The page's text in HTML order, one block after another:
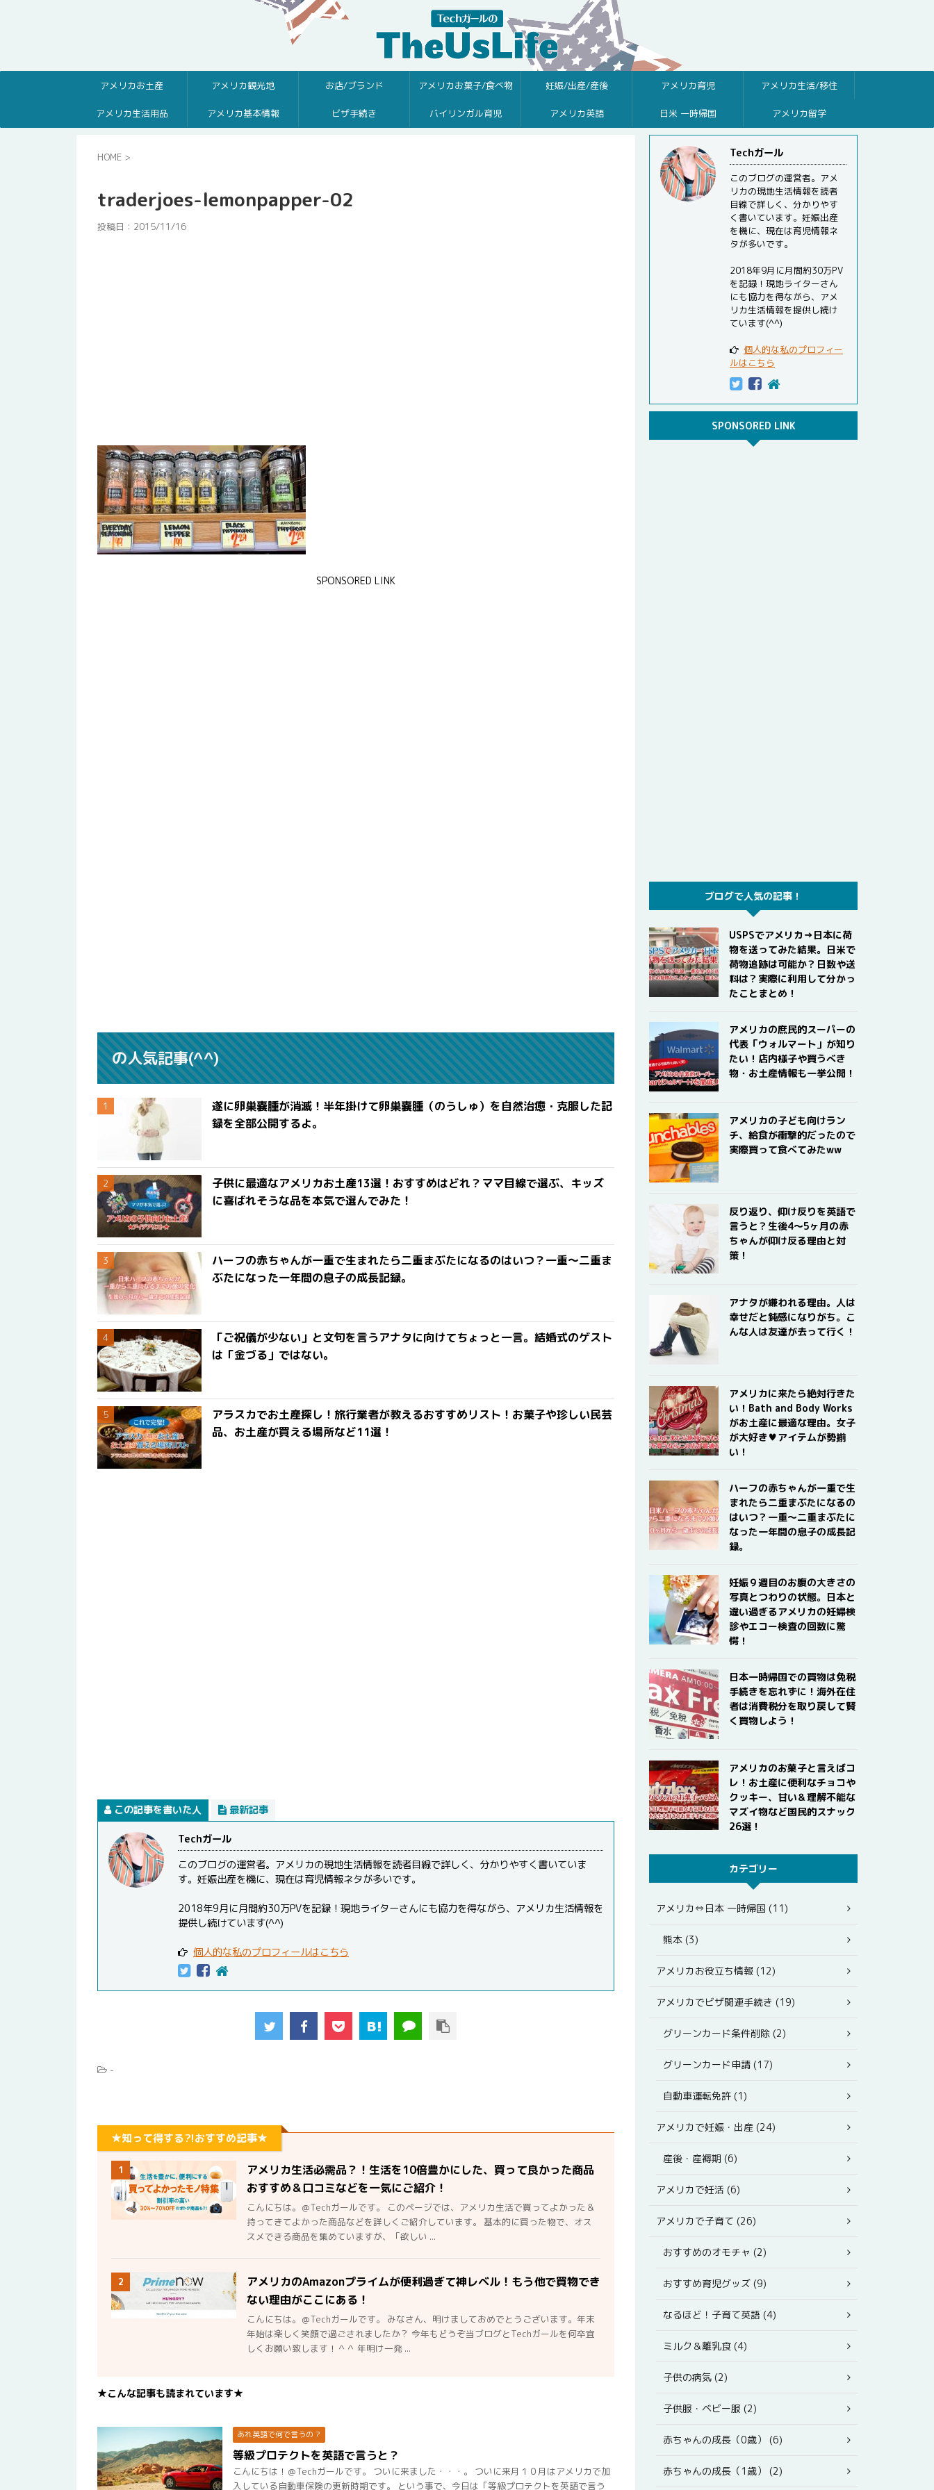
アメリカお土産 アメリカ観光地 お店/ブランド アメリカお菓子/食べ物 妊娠/出産/産後 アメリカ育児 アメリカ生活/移住
アメリカ生活用品 アメリカ基本情報 ビザ手続き バイリンガル育児 アメリカ英語 日米 一時帰国 アメリカ留学
HOME >
traderjoes-lemonpapper-02
投稿日： 2015/11/16
SPONSORED LINK
の人気記事(^^)
遂に卵巣嚢腫が消滅！半年掛けて卵巣嚢腫（のうしゅ）を自然治癒・克服した記
録を全部公開するよ。
子供に最適なアメリカお土産13選！おすすめはどれ？ママ目線で選ぶ、キッズ
に喜ばれそうな品を本気で選んでみた！
ハーフの赤ちゃんが一重で生まれたら二重まぶたになるのはいつ？一重〜二重ま
ぶたになった一年間の息子の成長記録。
「ご祝儀が少ない」と文句を言うアナタに向けてちょっと一言。結婚式のゲスト
は「金づる」ではない。
アラスカでお土産探し！旅行業者が教えるおすすめリスト！お菓子や珍しい民芸
品、お土産が買える場所など11選！
この記事を書いた人 最新記事
Techガール
このブログの運営者。アメリカの現地生活情報を読者目線で詳しく、分かりやすく書いていま
す。妊娠出産を機に、現在は育児情報ネタが多いです。
2018年9月に月間約30万PVを記録！現地ライターさんにも協力を得ながら、アメリカ生活情報を
提供し続けています(^^)
個人的な私のプロフィールはこちら
-
★知って得する?!おすすめ記事★
1
アメリカ生活必需品？！生活を10倍豊かにした、買って良かった商品
おすすめ＆口コミなどを一気にご紹介！
こんにちは。＠Techガールです。 このページでは、アメリカ生活で買ってよかった＆
持ってきてよかった商品などを詳しくご紹介しています。 基本的に買った物で、オス
スメできる商品を集めていますが、「欲しい ...
2
アメリカのAmazonプライムが便利過ぎて神レベル！もう他で買物でき
ない理由がここにある！
こんにちは。＠Techガールです。 みなさん、明けましておめでとうございます。年末
年始は楽しく笑顔で過ごされましたか？ 今年もどうぞ当ブログとTechガールを何卒宜
しくお願い致します！＾＾ 年明け一発 ...
★こんな記事も読まれています★
あれ英語で何で言うの？
等級プロテクトを英語で言うと？
こんにちは！＠Techガールです。 ついに来ました・・・。 ついに来月１０月はアメリカで加
入している自動車保険の更新時期です。 という事で、今日は「等級プロテクトを英語で言う
Techガール
このブログの運営者。アメ
リカの現地生活情報を読者
目線で詳しく、分かりやす
く書いています。妊娠出産
を機に、現在は育児情報ネ
タが多いです。
2018年9月に月間約30万PV
を記録！現地ライターさん
にも協力を得ながら、アメ
リカ生活情報を提供し続け
ています(^^)
個人的な私のプロフィー
ルはこちら
SPONSORED LINK
ブログで人気の記事！
USPSでアメリカ→日本に荷
物を送ってみた結果。日米で
荷物追跡は可能か？日数や送
料は？実際に利用して分かっ
たことまとめ！
アメリカの庶民的スーパーの
代表「ウォルマート」が知り
たい！店内様子や買うべき
物・お土産情報も一挙公開！
アメリカの子ども向けラン
チ、給食が衝撃的だったので
実際買って食べてみたww
反り返り、仰け反りを英語で
言うと？生後4〜5ヶ月の赤
ちゃんが仰け反る理由と対
策！
アナタが嫌われる理由。人は
幸せだと鈍感になりがち。こ
んな人は友達が去って行く！
アメリカに来たら絶対行きた
い！Bath and Body Works
がお土産に最適な理由。女子
が大好き♥アイテムが勢揃
い！
ハーフの赤ちゃんが一重で生
まれたら二重まぶたになるの
はいつ？一重〜二重まぶたに
なった一年間の息子の成長記
録。
妊娠９週目のお腹の大きさの
写真とつわりの状態。日本と
違い過ぎるアメリカの妊婦検
診やエコー検査の回数に驚
愕！
日本一時帰国での買物は免税
手続きを忘れずに！海外在住
者は消費税分を取り戻して賢
く買物しよう！
アメリカのお菓子と言えばコ
レ！お土産に便利なチョコや
クッキー、甘い＆理解不能な
マズイ物など国民的スナック
26選！
カテゴリー
アメリカ⇔日本 一時帰国 (11)
熊本 (3)
アメリカお役立ち情報 (12)
アメリカでビザ関連手続き (19)
グリーンカード条件削除 (2)
グリーンカード申請 (17)
自動車運転免許 (1)
アメリカで妊娠・出産 (24)
産後・産褥期 (6)
アメリカで妊活 (6)
アメリカで子育て (26)
おすすめのオモチャ (2)
おすすめ育児グッズ (9)
なるほど！子育て英語 (4)
ミルク＆離乳食 (4)
子供の病気 (2)
子供服・ベビー服 (2)
赤ちゃんの成長（0歳） (6)
赤ちゃんの成長（1歳） (2)